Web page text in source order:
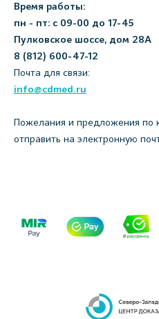
Время работы:
пн - пт: с 09-00 до 17-45
Пулковское шоссе, дом 28А
8 (812) 600-47-12
Почта для связи:
info@cdmed.ru
Пожелания и предложения по
отправить на электронную